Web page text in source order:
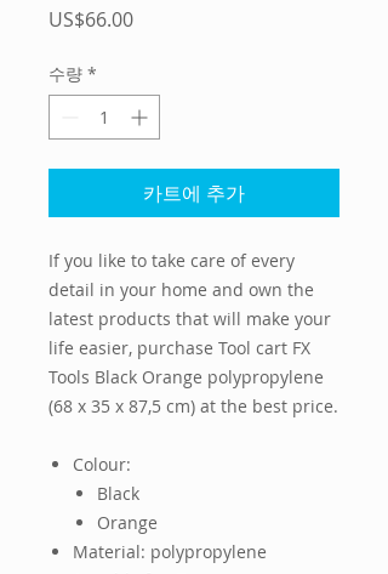
US$66.00가
수량 *
카트에 추가
If you like to take care of every
detail in your home and own the
latest products that will make your
life easier, purchase Tool cart FX
Tools Black Orange polypropylene
(68 x 35 x 87,5 cm) at the best price.
Colour:
Black
Orange
Material: polypropylene